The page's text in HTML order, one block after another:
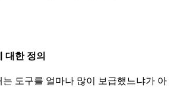
대한 정의
도구를 얼마나 많이 보급했느냐가 아